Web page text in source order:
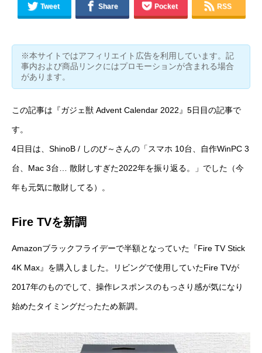
Tweet Share Pocket RSS
※本サイトではアフィリエイト広告を利用しています。記
事内および商品リンクにはプロモーションが含まれる場合
があります。
この記事は『ガジェ獣 Advent Calendar 2022 』5日目の記事で
す。
4日目は、 ShinoB / しのび～さんの「 スマホ 10台、自作WinPC 3
台、Mac 3台… 散財しすぎた2022年を振り返る。 」でした（今
年も元気に散財してる）。
Fire TVを新調
Amazonブラックフライデーで半額となっていた『Fire TV Stick
4K Max』を購入しました。リビングで使用していたFire TVが
2017年のものでして、操作レスポンスのもっさり感が気になり
始めたタイミングだったため新調。